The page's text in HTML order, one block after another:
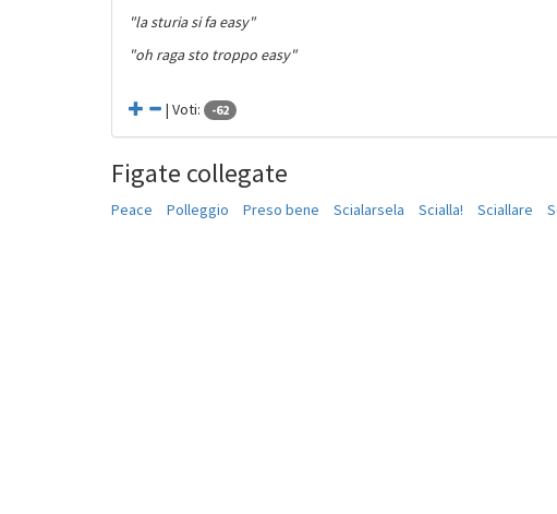
"la sturia si fa easy"
"oh raga sto troppo easy"
| Voti: -62
Figate collegate
Peace Polleggio Preso bene Scialarsela Scialla! Sciallare